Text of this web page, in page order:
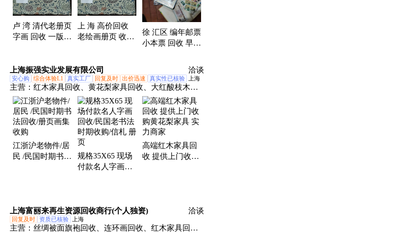
卢 湾 清代老册页
字画 回收 一版旧
上 海 高价回收
老绘画册页 收购
徐 汇区 编年邮票
小本票 回收 早期
购 电话预约 诚信
服务
上海振强实业发展有限公司 洽谈
安心购 综合体验L1 真实工厂 回复及时 出价迅速 真实性已核验 上海
主营： 红木家具回收、黄花梨家具回收、大红酸枝木家
具回收、老红木家具回收、上海老红木家具回收、上海
老式家具回收、小叶紫檀家具回收、紫檀家具回收、上
海红木家具回收、上海黄花梨家具回收、上海大红酸枝
木家具回、上海小叶紫檀家具回收、上海紫檀家具回
收、徐汇区红木家具回收、虹口区红木家具回收、长宁
区红木家具回收、青浦区红木家具回收、静安区红木家
具回收、黄浦区红木家具回收、闵行区红木家具回收、
江浙沪老物件/居
民 /民国时期书法
规格35X65 现场
付款名人字画回
高端红木家具回
收 提供上门收购
上海富丽来再生资源回收商行(个人独资) 洽谈
回复及时 资质已核验 上海
主营： 丝绸被面旗袍回收、连环画回收、红木家具回